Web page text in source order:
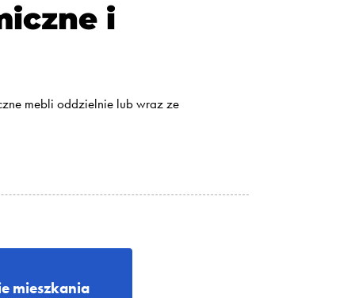
i
mebli oddzielnie lub wraz ze
mieszkania